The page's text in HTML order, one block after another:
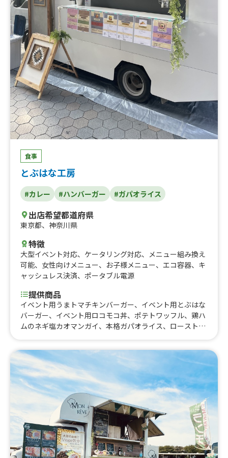
食事
とぶはな工房
#カレー #ハンバーガー #ガパオライス
出店希望都道府県
東京都、 神奈川県
特徴
大型イベント対応、 ケータリング対応、
メニュー組み換え
可能、 女性向けメニュー、 お子様メニュー、 エコ容器、 キ
ャッシュレス決済、 ポータブル電源
提供商品
イベント用うまトマチキンバーガー、イベント用とぶはな
バーガー、イベント用ロコモコ丼、ポテトワッフル、鶏ハ
ムのネギ塩カオマンガイ、本格ガパオライス、ローストポ